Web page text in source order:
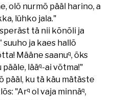
olõ nurmõ pääl harino, a
lühko jala."
tä nii kõnõli ja
ja kaes hallõ
Määne saanuq, õks
pääle, lääq-ai võtma!"
pääl, ku tä käu mätäste
"Arq ol vaja minnäq,